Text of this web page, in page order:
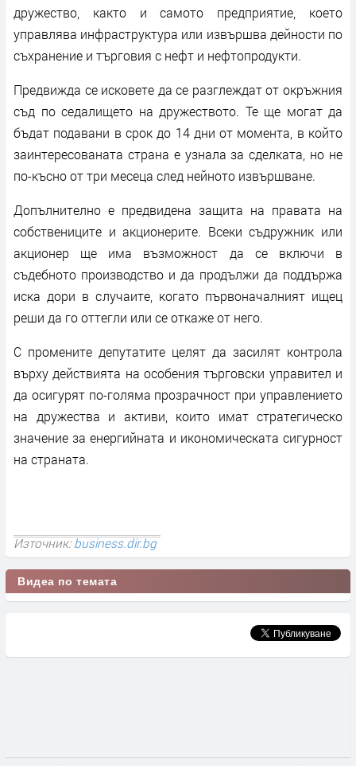
дружество, както и самото предприятие, което
управлява инфраструктура или извършва дейности по
съхранение и търговия с нефт и нефтопродукти.
Предвижда се исковете да се разглеждат от окръжния
съд по седалището на дружеството. Те ще могат да
бъдат подавани в срок до 14 дни от момента, в който
заинтересованата страна е узнала за сделката, но не
по-късно от три месеца след нейното извършване.
Допълнително е предвидена защита на правата на
собствениците и акционерите. Всеки съдружник или
акционер ще има възможност да се включи в
съдебното производство и да продължи да поддържа
иска дори в случаите, когато първоначалният ищец
реши да го оттегли или се откаже от него.
С промените депутатите целят да засилят контрола
върху действията на особения търговски управител и
да осигурят по-голяма прозрачност при управлението
на дружества и активи, които имат стратегическо
значение за енергийната и икономическата сигурност
на страната.
Източник:business.dir.bg
Видеа по темата